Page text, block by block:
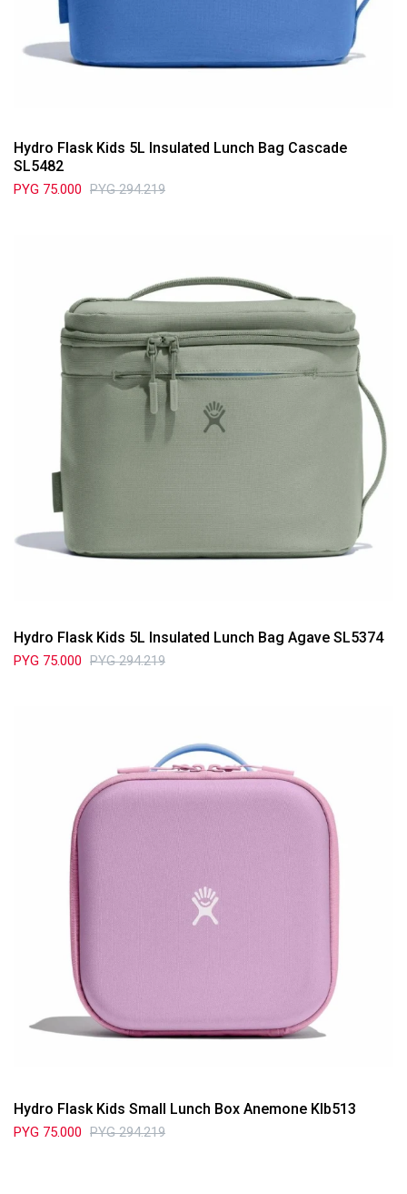
Hydro Flask Kids 5L Insulated Lunch Bag Cascade
SL5482
PYG 75.000 PYG 294.219
Hydro Flask Kids 5L Insulated Lunch Bag Agave SL5374
PYG 75.000 PYG 294.219
Hydro Flask Kids Small Lunch Box Anemone Klb513
PYG 75.000 PYG 294.219